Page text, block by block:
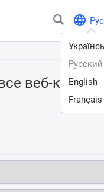
Рус
Русский
English
Français
веб-